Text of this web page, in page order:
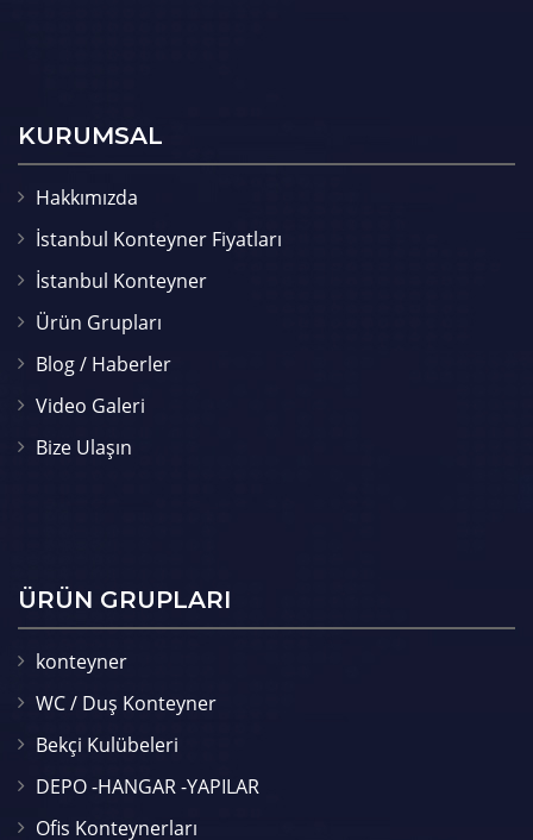
KURUMSAL
Hakkımızda
İstanbul Konteyner Fiyatları
İstanbul Konteyner
Ürün Grupları
Blog / Haberler
Video Galeri
Bize Ulaşın
ÜRÜN GRUPLARI
konteyner
WC / Duş Konteyner
Bekçi Kulübeleri
DEPO -HANGAR -YAPILAR
Ofis Konteynerları